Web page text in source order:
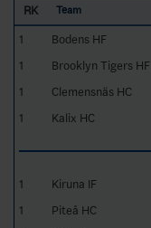
RK Team
1
Bodens HF
1
Brooklyn Tigers HF
1
Clemensnäs HC
1
Kalix HC
1 Kiruna IF
1
Piteå HC